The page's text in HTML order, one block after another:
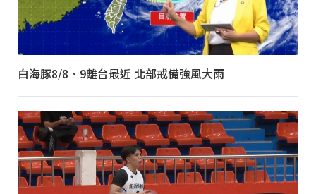
白海豚8/8、9離台最近 北部戒備強風大雨